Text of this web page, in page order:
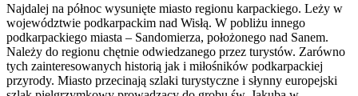
Najdalej na północ wysunięte miasto regionu karpackiego. Leży w
województwie podkarpackim nad Wisłą. W pobliżu innego
podkarpackiego miasta – Sandomierza, położonego nad Sanem.
Należy do regionu chętnie odwiedzanego przez turystów. Zarówno
tych zainteresowanych historią jak i miłośników podkarpackiej
przyrody. Miasto przecinają szlaki turystyczne i słynny europejski